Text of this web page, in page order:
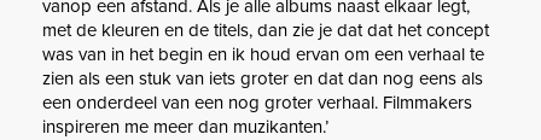
vanop een afstand. Als je alle albums naast elkaar legt,
met de kleuren en de titels, dan zie je dat dat het concept
was van in het begin en ik houd ervan om een verhaal te
zien als een stuk van iets groter en dat dan nog eens als
een onderdeel van een nog groter verhaal. Filmmakers
inspireren me meer dan muzikanten.’